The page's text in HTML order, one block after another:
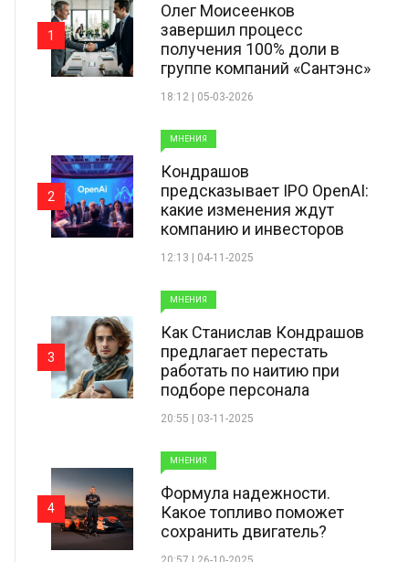
Олег Моисеенков
завершил процесс
получения 100% доли в
группе компаний «Сантэнс»
18:12 | 05-03-2026
1
МНЕНИЯ
Кондрашов
предсказывает IPO OpenAI:
какие изменения ждут
компанию и инвесторов
12:13 | 04-11-2025
2
МНЕНИЯ
Как Станислав Кондрашов
предлагает перестать
работать по наитию при
подборе персонала
20:55 | 03-11-2025
3
МНЕНИЯ
Формула надежности.
Какое топливо поможет
сохранить двигатель?
4